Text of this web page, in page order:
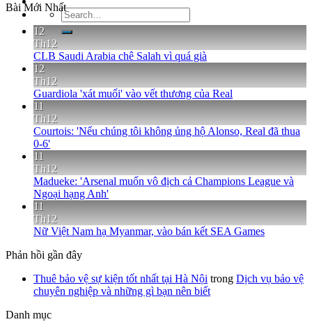
Search
for:
Bài Mới Nhất
12
Th12
CLB Saudi Arabia chê Salah vì quá già
12
Th12
Guardiola 'xát muối' vào vết thương của Real
11
Th12
Courtois: 'Nếu chúng tôi không ủng hộ Alonso, Real đã thua
0-6'
11
Th12
Madueke: 'Arsenal muốn vô địch cả Champions League và
Ngoại hạng Anh'
11
Th12
Nữ Việt Nam hạ Myanmar, vào bán kết SEA Games
Phản hồi gần đây
Thuê bảo vệ sự kiện tốt nhất tại Hà Nội trong Dịch vụ bảo vệ
chuyên nghiệp và những gì bạn nên biết
Danh mục